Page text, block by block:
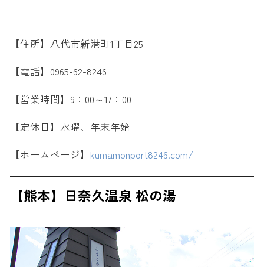
【住所】八代市新港町1丁目25
【電話】0965-62-8246
【営業時間】9：00～17：00
【定休日】水曜、年末年始
【ホームページ】 kumamonport8246.com/
【熊本】日奈久温泉 松の湯